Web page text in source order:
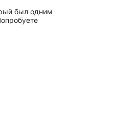
был одним